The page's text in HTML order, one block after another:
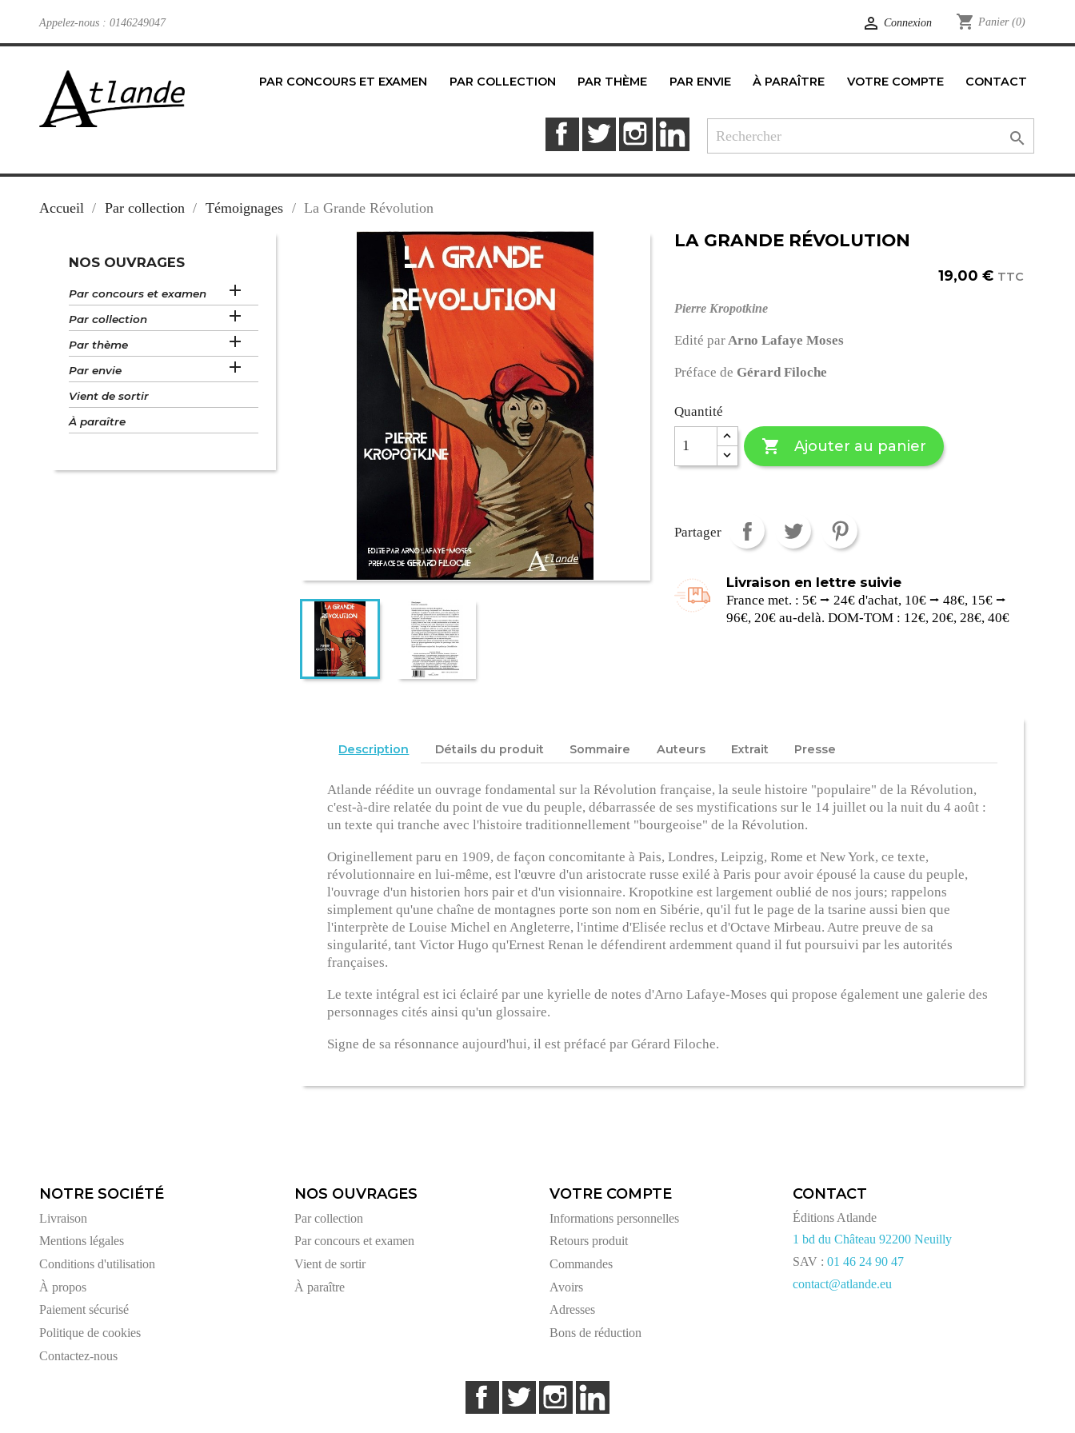
Appelez-nous : 0146249047  Connexion shopping_cart Panier (0)
PAR CONCOURS ET EXAMEN PAR COLLECTION PAR THÈME PAR ENVIE À PARAÎTRE VOTRE COMPTE CONTACT
FacebookTwitter Instagram

Accueil Par collection Témoignages La Grande Révolution
NOS OUVRAGES
Par concours et examen 
Par collection 
Par thème 
Par envie 
Vient de sortir
À paraître
LA GRANDE RÉVOLUTION
19,00 € TTC
Pierre Kropotkine
Edité parArno Lafaye Moses
Préface de Gérard Filoche
Quantité
 Ajouter au panier
Partager
Livraison en lettre suivie
France met. : 5€ ⭢ 24€ d'achat, 10€ ⭢ 48€, 15€ ⭢
96€, 20€ au-delà. DOM-TOM : 12€, 20€, 28€, 40€
Description Détails du produit Sommaire Auteurs Extrait Presse
Atlande réédite un ouvrage fondamental sur la Révolution française, la seule histoire "populaire" de la Révolution,
c'est-à-dire relatée du point de vue du peuple, débarrassée de ses mystifications sur le 14 juillet ou la nuit du 4 août :
un texte qui tranche avec l'histoire traditionnellement "bourgeoise" de la Révolution.
Originellement paru en 1909, de façon concomitante à Pais, Londres, Leipzig, Rome et New York, ce texte,
révolutionnaire en lui-même, est l'œuvre d'un aristocrate russe exilé à Paris pour avoir épousé la cause du peuple,
l'ouvrage d'un historien hors pair et d'un visionnaire. Kropotkine est largement oublié de nos jours; rappelons
simplement qu'une chaîne de montagnes porte son nom en Sibérie, qu'il fut le page de la tsarine aussi bien que
l'interprète de Louise Michel en Angleterre, l'intime d'Elisée reclus et d'Octave Mirbeau. Autre preuve de sa
singularité, tant Victor Hugo qu'Ernest Renan le défendirent ardemment quand il fut poursuivi par les autorités
françaises.
Le texte intégral est ici éclairé par une kyrielle de notes d'Arno Lafaye-Moses qui propose également une galerie des
personnages cités ainsi qu'un glossaire.
Signe de sa résonnance aujourd'hui, il est préfacé par Gérard Filoche.
NOTRE SOCIÉTÉ
Livraison
Mentions légales
Conditions d'utilisation
À propos
Paiement sécurisé
Politique de cookies
Contactez-nous
NOS OUVRAGES
Par collection
Par concours et examen
Vient de sortir
À paraître
VOTRE COMPTE
Informations personnelles
Retours produit
Commandes
Avoirs
Adresses
Bons de réduction
CONTACT
Éditions Atlande
1 bd du Château 92200 Neuilly
SAV :01 46 24 90 47
contact@atlande.eu
FacebookTwitter Instagram